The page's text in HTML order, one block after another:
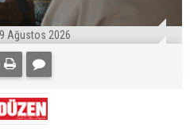
Ağustos 2026